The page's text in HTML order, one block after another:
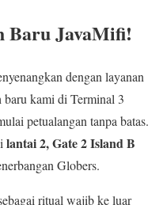
Baru JavaMifi!
dengan layanan
kami di Terminal 3
petualangan tanpa batas.
lantai 2, Gate 2 Island B
Globers.
ritual wajib ke luar